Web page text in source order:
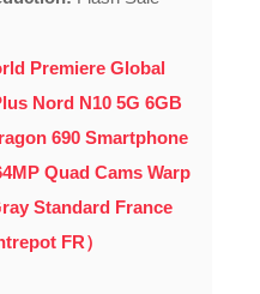
Premiere Global
Nord N10 5G 6GB
690 Smartphone
Quad Cams Warp
Standard France
FR）